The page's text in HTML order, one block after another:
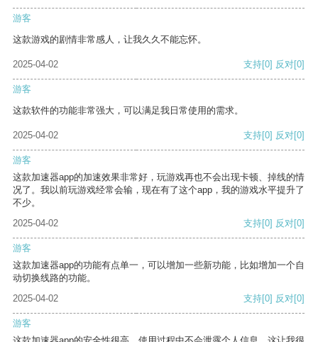
游客
这款游戏的剧情非常感人，让我久久不能忘怀。
2025-04-02 支持[0] 反对[0]
游客
这款软件的功能非常强大，可以满足我日常使用的需求。
2025-04-02 支持[0] 反对[0]
游客
这款加速器app的加速效果非常好，玩游戏再也不会出现卡顿、掉线的情
况了。我以前玩游戏经常会输，现在有了这个app，我的游戏水平提升了
不少。
2025-04-02
支持[0] 反对[0]
游客
这款加速器app的功能有点单一，可以增加一些新功能，比如增加一个自
动切换线路的功能。
2025-04-02
支持[0] 反对[0]
游客